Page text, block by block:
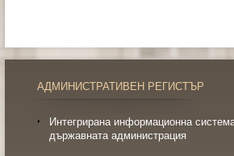
АДМИНИСТРАТИВЕН РЕГИСТЪР
Интегрирана информационна
държавната администрация